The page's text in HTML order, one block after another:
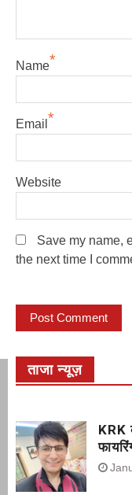
Name*
Email *
Website
Save my name,
the next time I
ताजा न्यूज़
KRK